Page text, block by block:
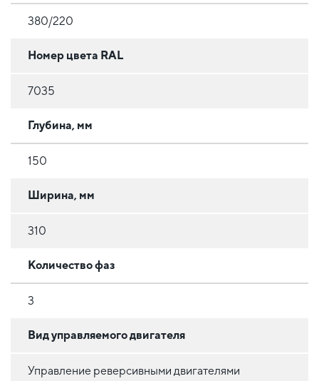
380/220
Номер цвета RAL
7035
Глубина, мм
150
Ширина, мм
310
Количество фаз
3
Вид управляемого двигателя
Управление реверсивными двигателями